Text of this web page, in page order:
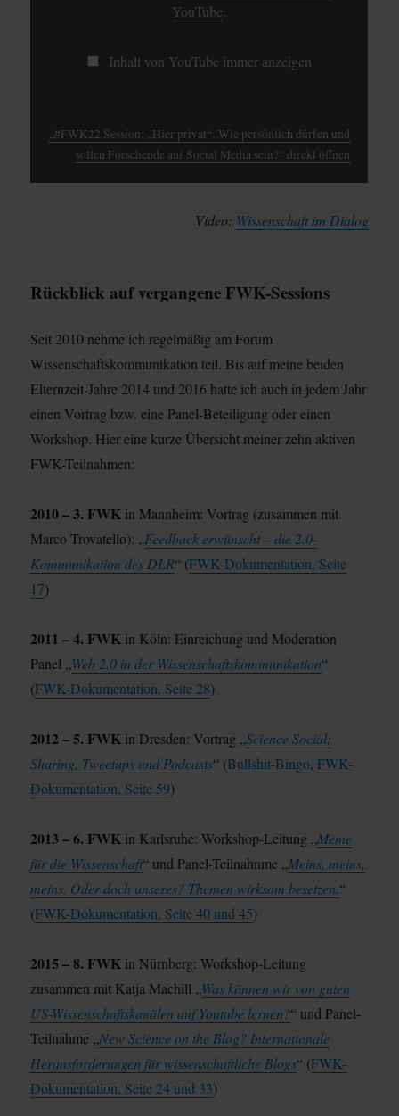
YOUTUBE
ANZEIGEN
YouTube
Inhalt von YouTube immer anzeigen
„#FWK22 Session: „Hier privat“: Wie persönlich dürfen und
sollen Forschende auf Social Media sein?“ direkt öffnen
Video: Wissenschaft im Dialog
Rückblick auf vergangene FWK-Sessions
Seit 2010 nehme ich regelmäßig am Forum
Wissenschaftskommunikation teil. Bis auf meine beiden
Elternzeit-Jahre 2014 und 2016 hatte ich auch in jedem Jahr
einen Vortrag bzw. eine Panel-Beteiligung oder einen
Workshop. Hier eine kurze Übersicht meiner zehn aktiven
FWK-Teilnahmen:
2010 – 3. FWK in Mannheim: Vortrag (zusammen mit
Marco Trovatello): „Feedback erwünscht – die 2.0-
Kommunikation des DLR“ (FWK-Dokumentation, Seite
17)
2011 – 4. FWK in Köln: Einreichung und Moderation
Panel „Web 2.0 in der Wissenschaftskommunikation“
(FWK-Dokumentation, Seite 28)
2012 – 5. FWK in Dresden: Vortrag „Science Social:
Sharing, Tweetups und Podcasts“ (Bullshit-Bingo, FWK-
Dokumentation, Seite 59)
2013 – 6. FWK in Karlsruhe: Workshop-Leitung „Meme
für die Wissenschaft“ und Panel-Teilnahnme „Meins, meins,
meins. Oder doch unseres? Themen wirksam besetzen.“
(FWK-Dokumentation, Seite 40 und 45)
2015 – 8. FWK in Nürnberg: Workshop-Leitung
zusammen mit Katja Machill „Was können wir von guten
US-Wissenschaftskanälen auf Youtube lernen?“ und Panel-
Teilnahme „New Science on the Blog? Internationale
Herausforderungen für wissenschaftliche Blogs“ (FWK-
Dokumentation, Seite 24 und 33)